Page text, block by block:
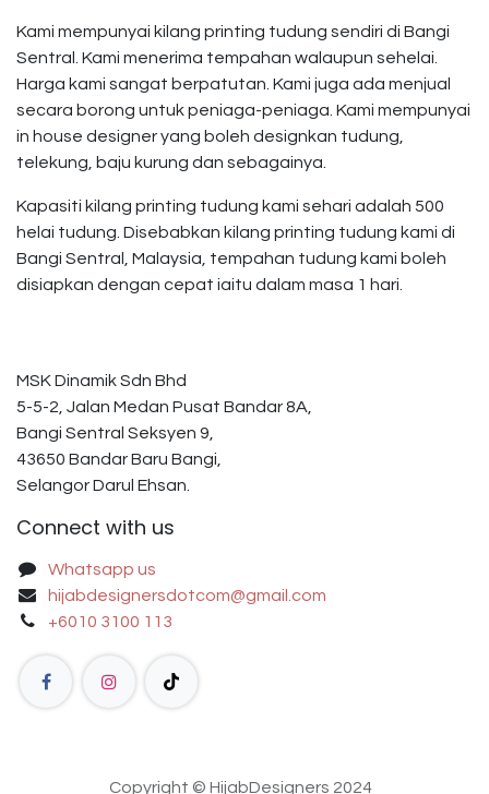
Kami mempunyai kilang printing tudung sendiri di Bangi
Sentral. Kami menerima tempahan walaupun sehelai.
Harga kami sangat berpatutan. Kami juga ada menjual
secara borong untuk peniaga-peniaga. Kami mempunyai
in house designer yang boleh designkan tudung,
telekung, baju kurung dan sebagainya.
Kapasiti kilang printing tudung kami sehari adalah 500
helai tudung. Disebabkan kilang printing tudung kami di
Bangi Sentral, Malaysia, tempahan tudung kami boleh
disiapkan dengan cepat iaitu dalam masa 1 hari.
MSK Dinamik Sdn Bhd
5-5-2, Jalan Medan Pusat Bandar 8A,
Bangi Sentral Seksyen 9,
43650 Bandar Baru Bangi,
Selangor Darul Ehsan.
Connect with us
Whatsapp us
hijabdesignersdotcom@gmail.com
+6010 3100 113
Copyright © HijabDesigners 2024